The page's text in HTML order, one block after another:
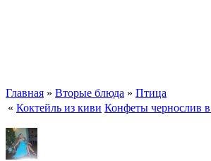
Главная » Вторые блюда » Птица
« Коктейль из киви Конфеты чернослив